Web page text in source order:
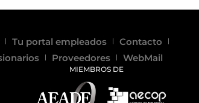
Tu portal empleados
Contacto
Proveedores WebMail
MIEMBROS DE